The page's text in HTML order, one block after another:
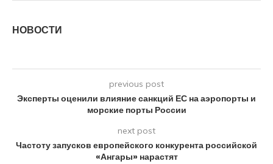
НОВОСТИ
previous post
Эксперты оценили влияние санкций ЕС на аэропорты и
морские порты России
next post
Частоту запусков европейского конкурента российской
«Ангары» нарастят